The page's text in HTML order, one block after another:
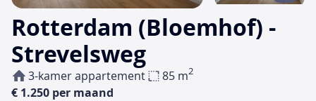
Rotterdam (Bloemhof) -
Strevelsweg
3-kamer appartement 85 m2
€ 1.250 per maand